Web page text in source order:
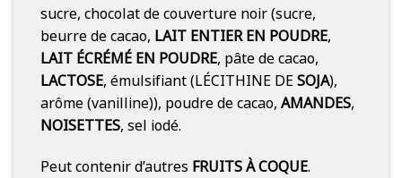
sucre, chocolat de couverture noir (sucre,
beurre de cacao, LAIT ENTIER EN POUDRE,
LAIT ÉCRÉMÉ EN POUDRE, pâte de cacao,
LACTOSE, émulsifiant (LÉCITHINE DE SOJA),
arôme (vanilline)), poudre de cacao, AMANDES,
NOISETTES, sel iodé.
Peut contenir d’autres FRUITS À COQUE.